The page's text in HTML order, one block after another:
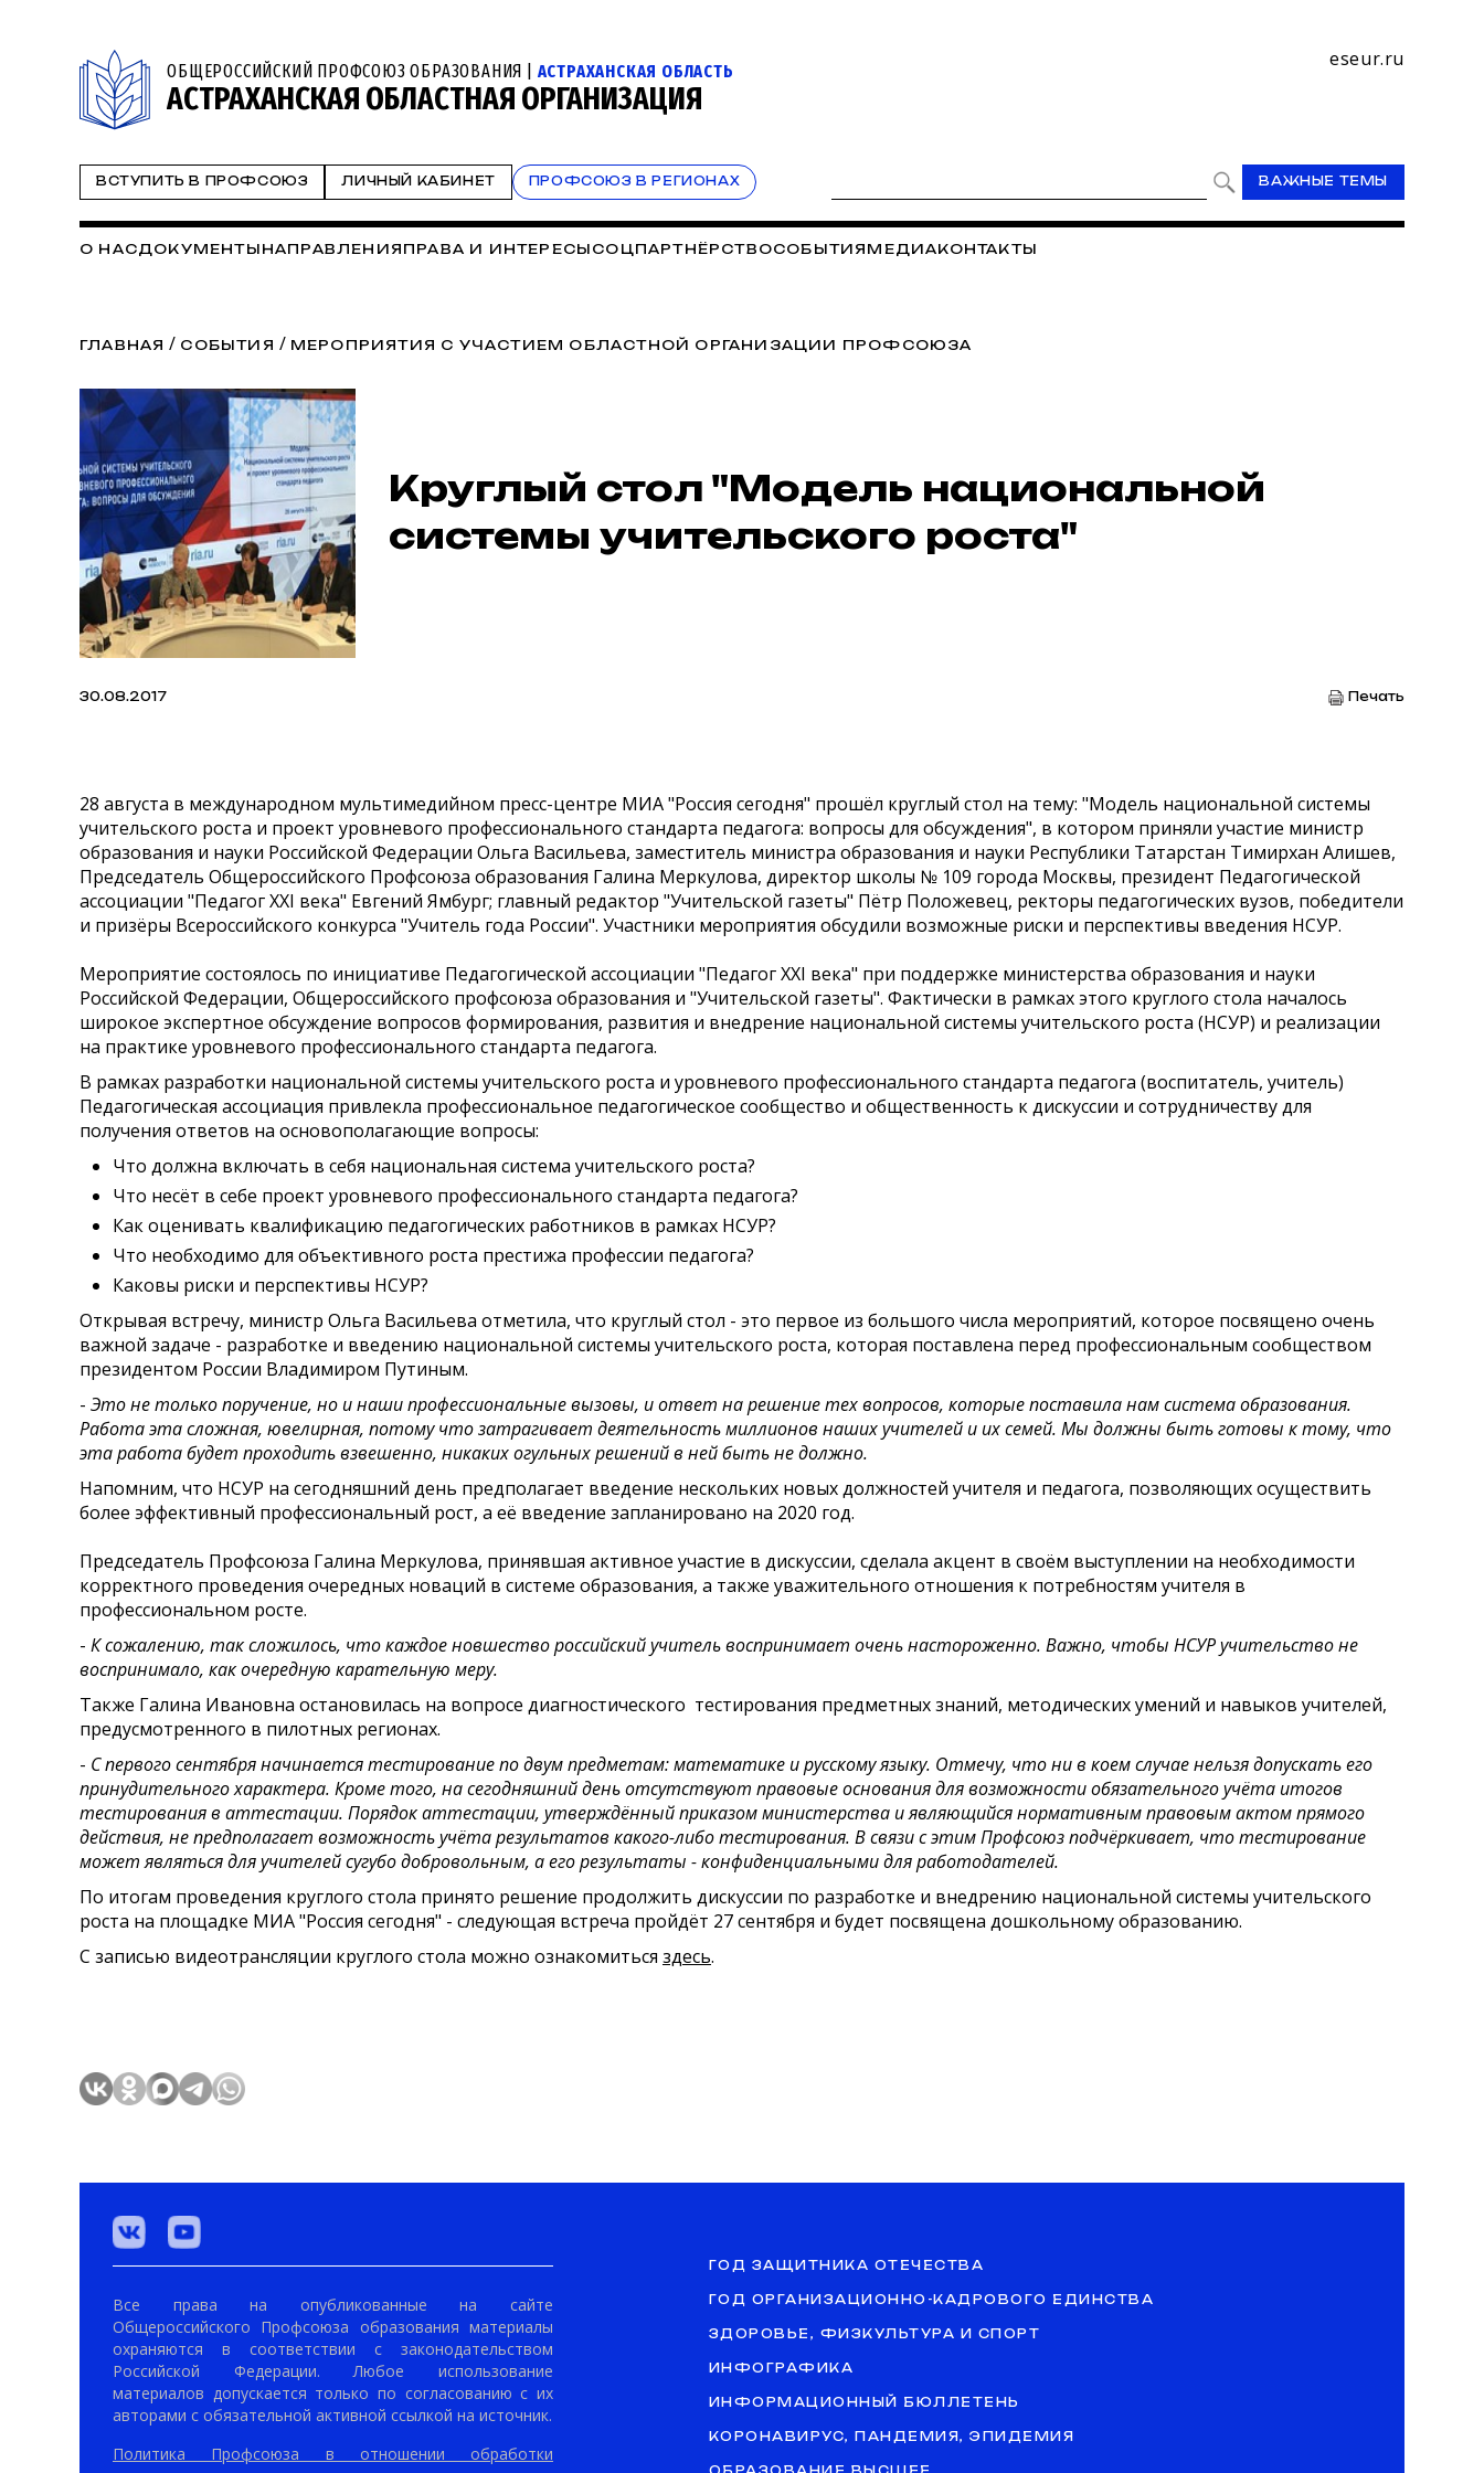
ОБЩЕРОССИЙСКИЙ ПРОФСОЮЗ ОБРАЗОВАНИЯ | АСТРАХАНСКАЯ ОБЛАСТЬ
АСТРАХАНСКАЯ ОБЛАСТНАЯ ОРГАНИЗАЦИЯ
eseur.ru
ВСТУПИТЬ В ПРОФСОЮЗ ЛИЧНЫЙ КАБИНЕТ ПРОФСОЮЗ В РЕГИОНАХ ВАЖНЫЕ ТЕМЫ
О НАСДОКУМЕНТЫ НАПРАВЛЕНИЯ ПРАВА И ИНТЕРЕСЫ СОЦПАРТНЁРСТВОСОБЫТИЯ МЕДИАКОНТАКТЫ
ГЛАВНАЯ / СОБЫТИЯ / МЕРОПРИЯТИЯ С УЧАСТИЕМ ОБЛАСТНОЙ ОРГАНИЗАЦИИ ПРОФСОЮЗА
Круглый стол "Модель национальной
системы учительского роста"
30.08.2017 Печать
28 августа в международном мультимедийном пресс-центре МИА "Россия сегодня" прошёл круглый стол на тему: "Модель национальной системы
учительского роста и проект уровневого профессионального стандарта педагога: вопросы для обсуждения", в котором приняли участие министр
образования и науки Российской Федерации Ольга Васильева, заместитель министра образования и науки Республики Татарстан Тимирхан Алишев,
Председатель Общероссийского Профсоюза образования Галина Меркулова, директор школы № 109 города Москвы, президент Педагогической
ассоциации "Педагог XXI века" Евгений Ямбург; главный редактор "Учительской газеты" Пётр Положевец, ректоры педагогических вузов, победители
и призёры Всероссийского конкурса "Учитель года России". Участники мероприятия обсудили возможные риски и перспективы введения НСУР.
Мероприятие состоялось по инициативе Педагогической ассоциации "Педагог XXI века" при поддержке министерства образования и науки
Российской Федерации, Общероссийского профсоюза образования и "Учительской газеты". Фактически в рамках этого круглого стола началось
широкое экспертное обсуждение вопросов формирования, развития и внедрение национальной системы учительского роста (НСУР) и реализации
на практике уровневого профессионального стандарта педагога.
В рамках разработки национальной системы учительского роста и уровневого профессионального стандарта педагога (воспитатель, учитель)
Педагогическая ассоциация привлекла профессиональное педагогическое сообщество и общественность к дискуссии и сотрудничеству для
получения ответов на основополагающие вопросы:
Что должна включать в себя национальная система учительского роста?
Что несёт в себе проект уровневого профессионального стандарта педагога?
Как оценивать квалификацию педагогических работников в рамках НСУР?
Что необходимо для объективного роста престижа профессии педагога?
Каковы риски и перспективы НСУР?
Открывая встречу, министр Ольга Васильева отметила, что круглый стол - это первое из большого числа мероприятий, которое посвящено очень
важной задаче - разработке и введению национальной системы учительского роста, которая поставлена перед профессиональным сообществом
президентом России Владимиром Путиным.
- Это не только поручение, но и наши профессиональные вызовы, и ответ на решение тех вопросов, которые поставила нам система образования.
Работа эта сложная, ювелирная, потому что затрагивает деятельность миллионов наших учителей и их семей. Мы должны быть готовы к тому, что
эта работа будет проходить взвешенно, никаких огульных решений в ней быть не должно.
Напомним, что НСУР на сегодняшний день предполагает введение нескольких новых должностей учителя и педагога, позволяющих осуществить
более эффективный профессиональный рост, а её введение запланировано на 2020 год.
Председатель Профсоюза Галина Меркулова, принявшая активное участие в дискуссии, сделала акцент в своём выступлении на необходимости
корректного проведения очередных новаций в системе образования, а также уважительного отношения к потребностям учителя в
профессиональном росте.
- К сожалению, так сложилось, что каждое новшество российский учитель воспринимает очень настороженно. Важно, чтобы НСУР учительство не
воспринимало, как очередную карательную меру.
Также Галина Ивановна остановилась на вопросе диагностического тестирования предметных знаний, методических умений и навыков учителей,
предусмотренного в пилотных регионах.
- С первого сентября начинается тестирование по двум предметам: математике и русскому языку. Отмечу, что ни в коем случае нельзя допускать его
принудительного характера. Кроме того, на сегодняшний день отсутствуют правовые основания для возможности обязательного учёта итогов
тестирования в аттестации. Порядок аттестации, утверждённый приказом министерства и являющийся нормативным правовым актом прямого
действия, не предполагает возможность учёта результатов какого-либо тестирования. В связи с этим Профсоюз подчёркивает, что тестирование
может являться для учителей сугубо добровольным, а его результаты - конфиденциальными для работодателей.
По итогам проведения круглого стола принято решение продолжить дискуссии по разработке и внедрению национальной системы учительского
роста на площадке МИА "Россия сегодня" - следующая встреча пройдёт 27 сентября и будет посвящена дошкольному образованию.
С записью видеотрансляции круглого стола можно ознакомиться здесь.
Все права на опубликованные на сайте
Общероссийского Профсоюза образования материалы
охраняются в соответствии с законодательством
Российской Федерации. Любое использование
материалов допускается только по согласованию с их
авторами с обязательной активной ссылкой на источник.
Политика Профсоюза в отношении обработки
ГОД ЗАЩИТНИКА ОТЕЧЕСТВА
ГОД ОРГАНИЗАЦИОННО-КАДРОВОГО ЕДИНСТВА
ЗДОРОВЬЕ, ФИЗКУЛЬТУРА И СПОРТ
ИНФОГРАФИКА
ИНФОРМАЦИОННЫЙ БЮЛЛЕТЕНЬ
КОРОНАВИРУС, ПАНДЕМИЯ, ЭПИДЕМИЯ